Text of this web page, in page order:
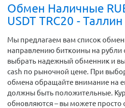
Обмен Наличные
USDT TRC20 - Таллин
Мы предлагаем вам список
направлению биткоины на рубли
выбрать надежный обменник и
cash по рыночной цене. При
обмена обращайте внимание на
должны быть положительные.
обновляются – вы можете просто